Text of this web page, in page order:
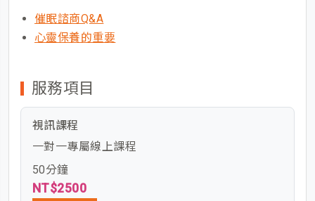
催眠諮商Q&A
心靈保養的重要
服務項目
視訊課程
一對一專屬線上課程
50分鐘
NT$2500